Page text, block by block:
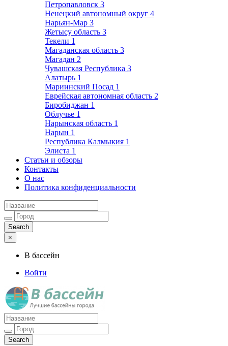
Петропавловск 3
Ненецкий автономный округ 4
Нарьян-Мар 3
Жетысу область 3
Текели 1
Магаданская область 3
Магадан 2
Чувашская Республика 3
Алатырь 1
Мариинский Посад 1
Еврейская автономная область 2
Биробиджан 1
Облучье 1
Нарынская область 1
Нарын 1
Республика Калмыкия 1
Элиста 1
Статьи и обзоры
Контакты
О нас
Политика конфиденциальности
×
В бассейн
Войти
Лучшие бассейны города